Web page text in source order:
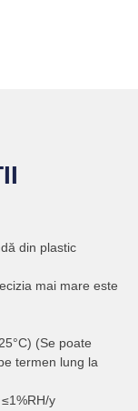
din plastic
mai mare este
(Se poate
termen lung la
≤1%RH/y